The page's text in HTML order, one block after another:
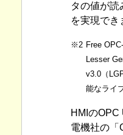
タの値が読
を実現でき
※2 Free
Lesser
v3.0（
能なライ
HMIのOPC
電機社の「